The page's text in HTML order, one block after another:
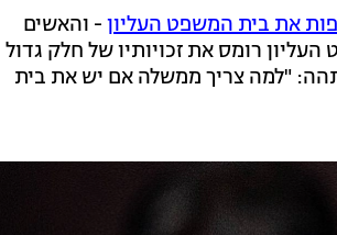
את בית המשפט העליון - והאשים
רומס את זכויותיו של חלק גדול
"למה צריך ממשלה אם יש את בית